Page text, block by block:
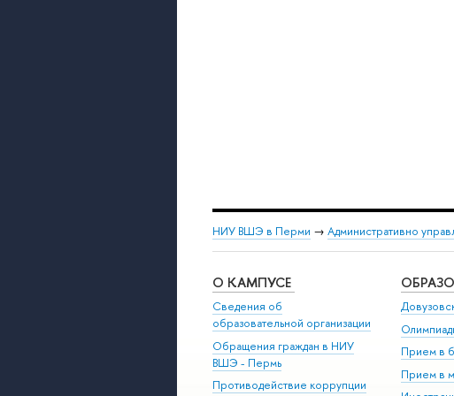
НИУ ВШЭ в Перми → Административно
О КАМПУСЕ
Сведения об
образовательной организации
Обращения граждан в НИУ
ВШЭ - Пермь
Противодействие коррупции
Прием в
Прием в